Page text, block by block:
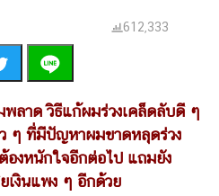
612,333
พลาด วิธีแก้ผมร่วงเคล็ดลับดี ๆ
ว ๆ ที่มีปัญหาผมขาดหลุดร่วง
องหนักใจอีกต่อไป แถมยัง
เงินแพง ๆ อีกด้วย